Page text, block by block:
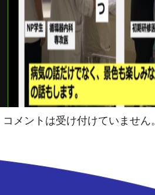
コメントは受け付けていません。